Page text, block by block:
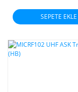
SEPETE EKLE